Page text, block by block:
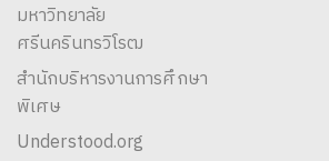
มหาวิทยาลัย
ศรีนครินทรวิโรฒ
สำนักบริหารงานการศึกษา
พิเศษ
Understood.org